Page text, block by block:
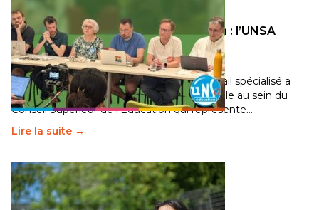
Transition écologique de l’éducation : l’UNSA
Éducation fait bouger les lignes
30 juin 2026-National
Pendant plusieurs mois, un groupe de travail spécialisé a
travaillé sur la transition écologique de l’Ecole au sein du
Conseil Supérieur de l’Éducation qui représente…
Lire la suite →